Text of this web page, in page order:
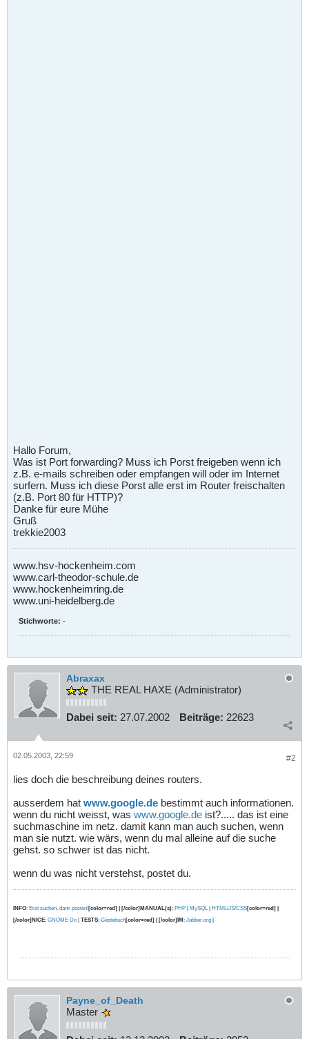
Hallo Forum,
Was ist Port forwarding? Muss ich Porst freigeben wenn ich
z.B. e-mails schreiben oder empfangen will oder im Internet
surfern. Muss ich diese Porst alle erst im Router freischalten
(z.B. Port 80 für HTTP)?
Danke für eure Mühe
Gruß
trekkie2003
www.hsv-hockenheim.com
www.carl-theodor-schule.de
www.hockenheimring.de
www.uni-heidelberg.de
Stichworte: -
Abraxax
THE REAL HAXE (Administrator)
Dabei seit: 27.07.2002 Beiträge: 22623
#2
02.05.2003, 22:59
lies doch die beschreibung deines routers.
ausserdem hat www.google.de bestimmt auch informationen.
wenn du nicht weisst, was www.google.de ist?..... das ist eine
suchmaschine im netz. damit kann man auch suchen, wenn
man sie nutzt. wie wärs, wenn du mal alleine auf die suche
gehst. so schwer ist das nicht.
wenn du was nicht verstehst, postet du.
INFO: Erst suchen, dann posten![color=red] | [/color]MANUAL(s): PHP | MySQL | HTML/JS/CSS[color=red] |
[/color]NICE: GNOME Do | TESTS: Gästebuch[color=red] | [/color]IM: Jabber.org |
Payne_of_Death
Master